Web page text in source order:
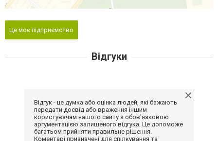
Це моє підприємство
Відгуки
Відгук - це думка або оцінка людей, які бажають
передати досвід або враження іншим
користувачам нашого сайту з обов'язковою
аргументацією залишеного відгука. Це допоможе
багатьом прийняти правильне рішення.
Коментарі призначені для спілкування та